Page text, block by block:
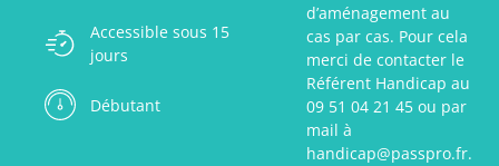
Accessible sous 15
jours
Débutant
d’aménagement au
cas par cas. Pour cela
merci de contacter le
Référent Handicap au
09 51 04 21 45 ou par
mail à
handicap@passpro.fr.